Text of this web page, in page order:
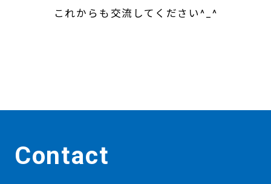
これからも交流してください^_^
Contact